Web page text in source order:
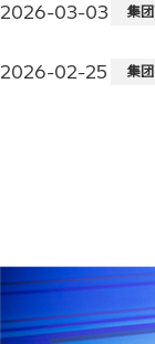
2026-03-03 集
2026-02-25 集